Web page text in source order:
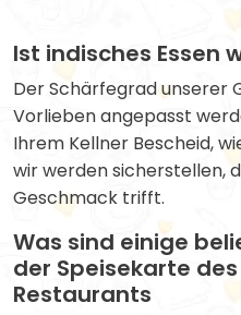
Ist indisches Essen
Der Schärfegrad unserer
Vorlieben angepasst
Ihrem Kellner Bescheid,
wir werden sicherstellen,
Geschmack trifft.
Was sind einige
der Speisekarte
Restaurants